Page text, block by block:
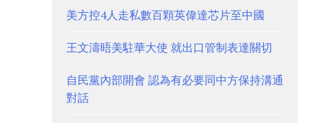
美方控4人走私數百顆英偉達芯片至中國
王文濤晤美駐華大使 就出口管制表達關切
自民黨內部開會 認為有必要同中方保持溝通
對話